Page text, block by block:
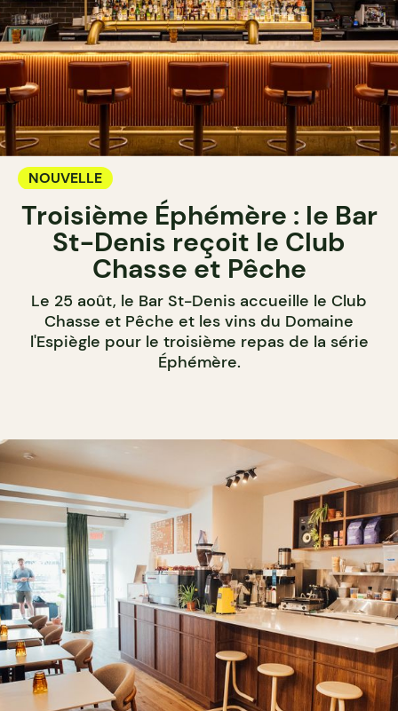
NOUVELLE
Troisième Éphémère : le Bar
St-Denis reçoit le Club
Chasse et Pêche
Le 25 août, le Bar St-Denis accueille le Club
Chasse et Pêche et les vins du Domaine
l'Espiègle pour le troisième repas de la série
Éphémère.